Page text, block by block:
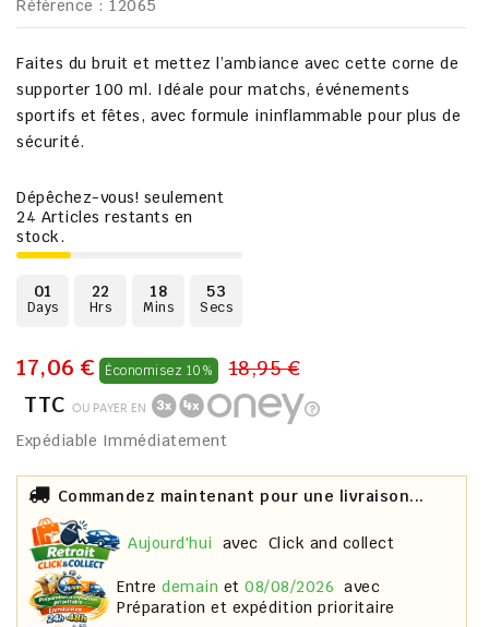
Référence : 12065
Faites du bruit et mettez l’ambiance avec cette corne de
supporter 100 ml. Idéale pour matchs, événements
sportifs et fêtes, avec formule ininflammable pour plus de
sécurité.
Dépêchez-vous! seulement
24 Articles restants en
stock.
01
Days
22
Hrs
18
Mins
53
Secs
17,06 € Économisez 10% 18,95 €
TTC OU PAYER EN
Expédiable Immédiatement
Commandez maintenant pour une livraison...
aujourd'hui avec Click and collect
entre demain et08/08/2026 avec
Préparation et expédition prioritaire